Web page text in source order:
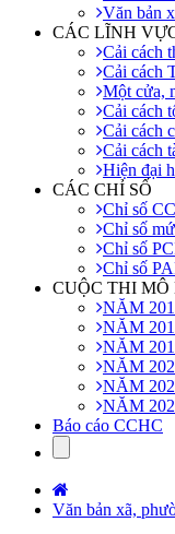
Văn bản
CÁC LĨNH
Cải cách
Cải cách
Một cửa,
Cải cách
Cải cách
Cải cách
Hiện đại
CÁC CHỈ SỐ
Chỉ số
Chỉ số
Chỉ số
Chỉ số
CUỘC THI MÔ
NĂM
NĂM
NĂM
NĂM
NĂM
NĂM
Báo cáo CCHC
Văn bản xã,